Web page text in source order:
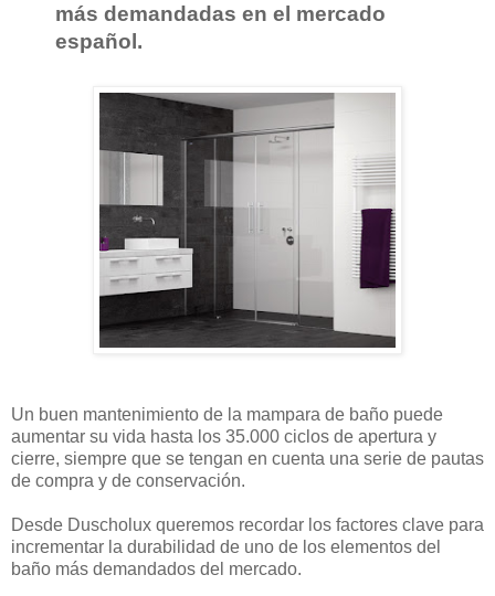
más demandadas en el mercado
español.
Un buen mantenimiento de la mampara de baño puede
aumentar su vida hasta los 35.000 ciclos de apertura y
cierre, siempre que se tengan en cuenta una serie de pautas
de compra y de conservación.
Desde Duscholux queremos recordar los factores clave para
incrementar la durabilidad de uno de los elementos del
baño más demandados del mercado.